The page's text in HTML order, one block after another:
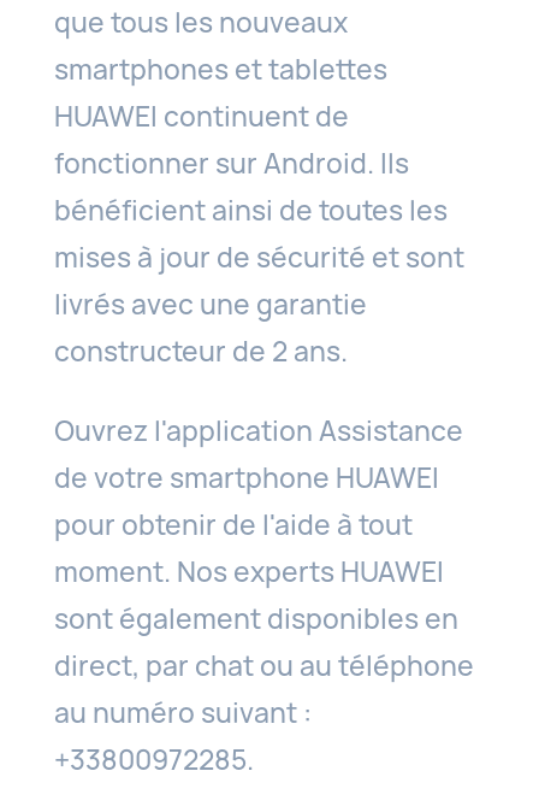
que tous les nouveaux
smartphones et tablettes
HUAWEI continuent de
fonctionner sur Android. Ils
bénéficient ainsi de toutes les
mises à jour de sécurité et sont
livrés avec une garantie
constructeur de 2 ans.
Ouvrez l'application Assistance
de votre smartphone HUAWEI
pour obtenir de l'aide à tout
moment. Nos experts HUAWEI
sont également disponibles en
direct, par chat ou au téléphone
au numéro suivant :
+33800972285.